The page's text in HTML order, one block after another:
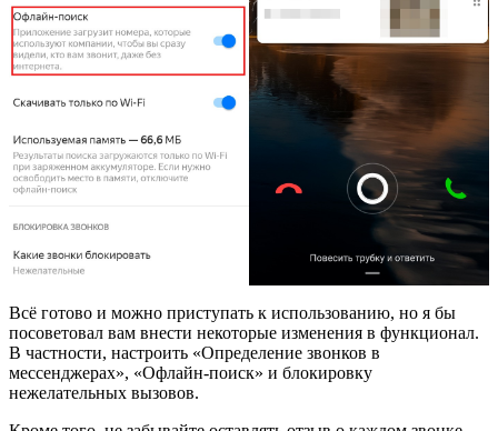
Всё готово и можно приступать к использованию, но я бы
посоветовал вам внести некоторые изменения в функционал.
В частности, настроить «Определение звонков в
мессенджерах», «Офлайн-поиск» и блокировку
нежелательных вызовов.